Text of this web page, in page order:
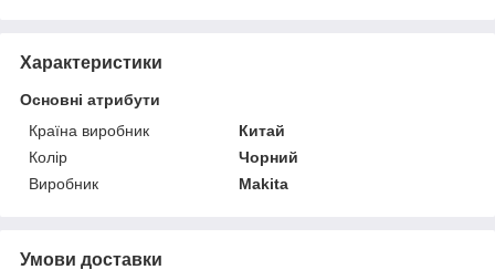
Характеристики
Основні атрибути
Країна виробник
Китай
Колір
Чорний
Виробник
Makita
Умови доставки